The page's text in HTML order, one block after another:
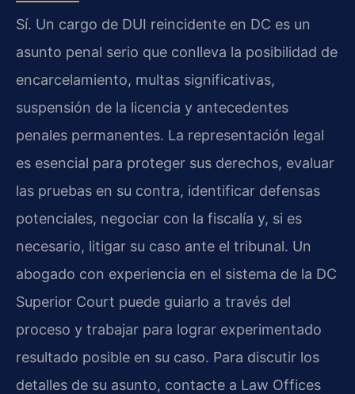
Sí. Un cargo de DUI reincidente en DC es un
asunto penal serio que conlleva la posibilidad de
encarcelamiento, multas significativas,
suspensión de la licencia y antecedentes
penales permanentes. La representación legal
es esencial para proteger sus derechos, evaluar
las pruebas en su contra, identificar defensas
potenciales, negociar con la fiscalía y, si es
necesario, litigar su caso ante el tribunal. Un
abogado con experiencia en el sistema de la DC
Superior Court puede guiarlo a través del
proceso y trabajar para lograr experimentado
resultado posible en su caso. Para discutir los
detalles de su asunto, contacte a Law Offices